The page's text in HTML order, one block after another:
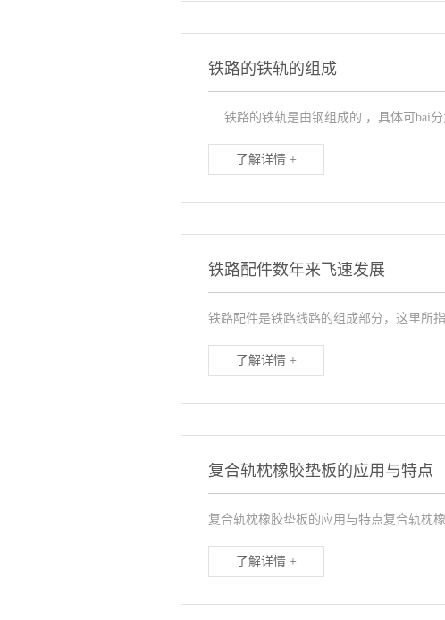
铁路的铁轨的组成
铁路的铁轨是由钢组成的 ，具体可bai分
了解详情 +
铁路配件数年来飞速发展
铁路配件是铁路线路的组成部分，这里所
了解详情 +
复合轨枕橡胶垫板的应用与特点
复合轨枕橡胶垫板的应用与特点复合轨枕
了解详情 +